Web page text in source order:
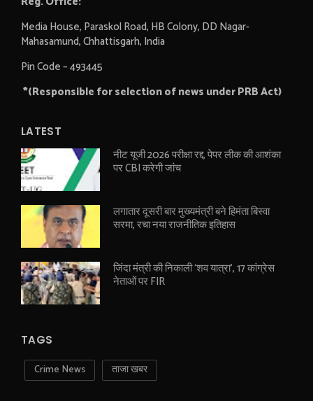
Media House, Paraskol Road, HB Colony, DD Nagar-
Mahasamund, Chhattisgarh, India
Pin Code – 493445
*(Responsible for selection of news under PRB Act)
LATEST
नीट यूजी 2026 परीक्षा रद्द, पेपर लीक की आशंका
पर CBI करेगी जांच
लगातार दूसरी बार मुख्यमंत्री बने हिमंता बिस्वा
सरमा, रचा नया राजनीतिक इतिहास
जिंदा मंत्री की निकाली ‘शव यात्रा’, 17 कांग्रेस
नेताओं पर FIR
TAGS
Crime News ताजा खबर